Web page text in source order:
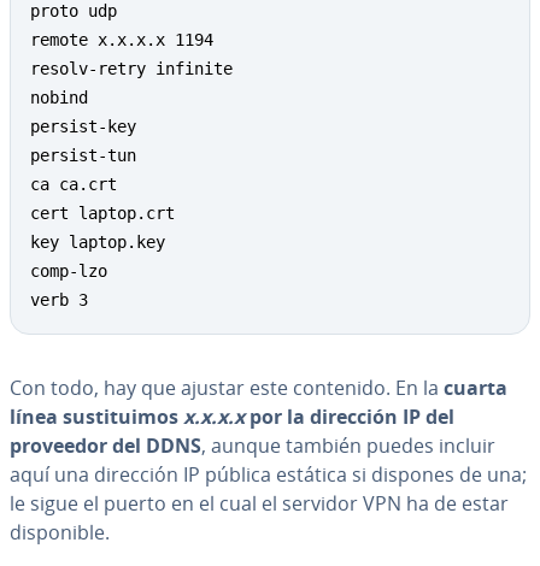
proto udp
remote x.x.x.x 1194
resolv-retry infinite
nobind
persist-key
persist-tun
ca ca.crt
cert laptop.crt
key laptop.key
comp-lzo
verb 3
Con todo, hay que ajustar este contenido. En la cuarta
línea su­s­ti­tui­mosx.x.x.xpor la dirección IP del
proveedor del DDNS, aunque también puedes incluir
aquí una dirección IP pública estática si dispones de una;
le sigue el puerto en el cual el servidor VPN ha de estar
di­s­po­ni­ble.